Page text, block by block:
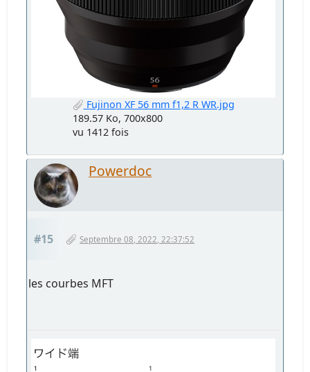
Fujinon XF 56 mm f1,2 R WR.jpg
189.57 Ko, 700x800
vu 1412 fois
Powerdoc
#15 Septembre 08, 2022, 22:37:52
les courbes MFT